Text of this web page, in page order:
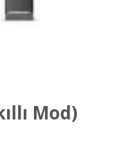
Mod)